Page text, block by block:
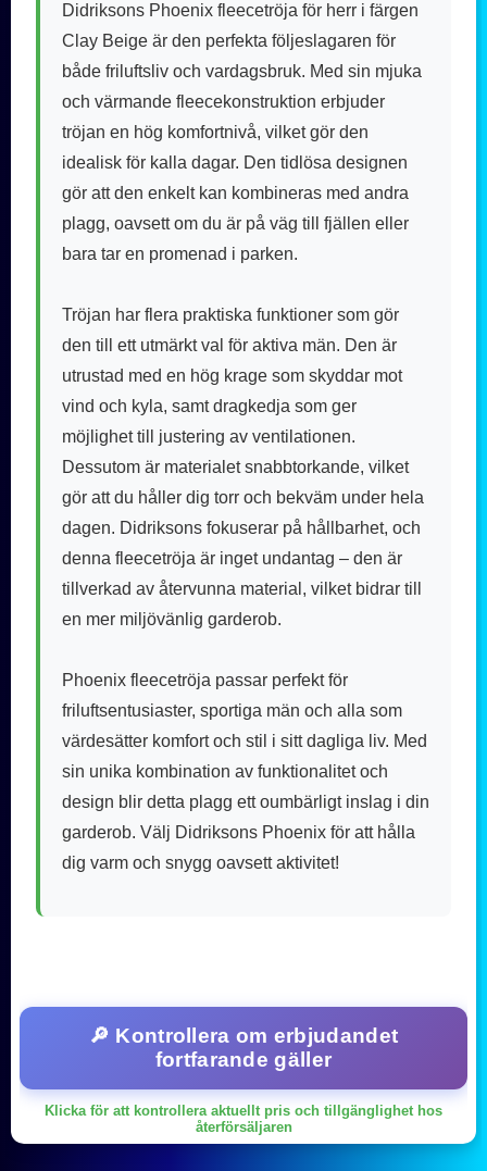
Didriksons Phoenix fleecetröja för herr i färgen
Clay Beige är den perfekta följeslagaren för
både friluftsliv och vardagsbruk. Med sin mjuka
och värmande fleecekonstruktion erbjuder
tröjan en hög komfortnivå, vilket gör den
idealisk för kalla dagar. Den tidlösa designen
gör att den enkelt kan kombineras med andra
plagg, oavsett om du är på väg till fjällen eller
bara tar en promenad i parken.
Tröjan har flera praktiska funktioner som gör
den till ett utmärkt val för aktiva män. Den är
utrustad med en hög krage som skyddar mot
vind och kyla, samt dragkedja som ger
möjlighet till justering av ventilationen.
Dessutom är materialet snabbtorkande, vilket
gör att du håller dig torr och bekväm under hela
dagen. Didriksons fokuserar på hållbarhet, och
denna fleecetröja är inget undantag – den är
tillverkad av återvunna material, vilket bidrar till
en mer miljövänlig garderob.
Phoenix fleecetröja passar perfekt för
friluftsentusiaster, sportiga män och alla som
värdesätter komfort och stil i sitt dagliga liv. Med
sin unika kombination av funktionalitet och
design blir detta plagg ett oumbärligt inslag i din
garderob. Välj Didriksons Phoenix för att hålla
dig varm och snygg oavsett aktivitet!
🔎 Kontrollera om erbjudandet
fortfarande gäller
Klicka för att kontrollera aktuellt pris och tillgänglighet hos
återförsäljaren